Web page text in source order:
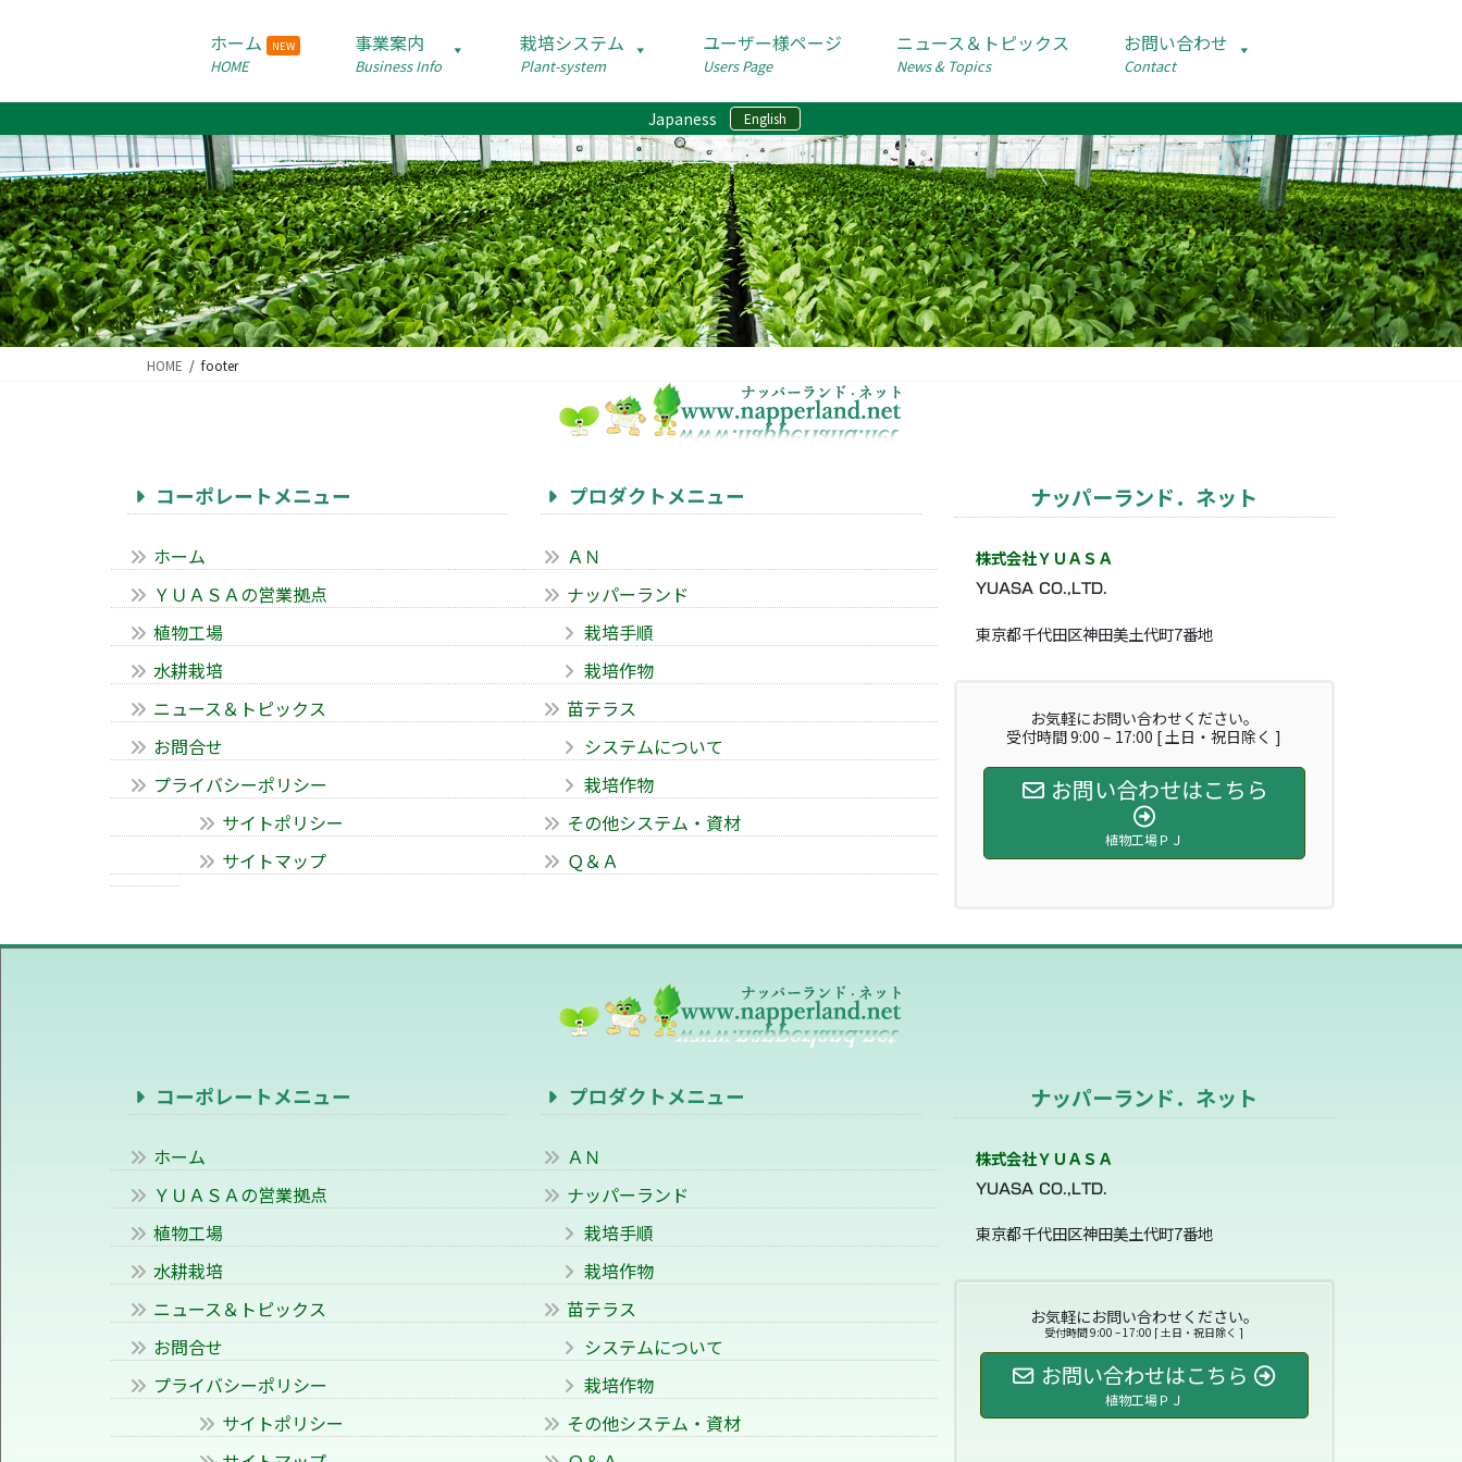
に
移
動
ョ
ン
に
移
動
ホーム NEW
HOME
事業案内
Business Info
栽培システム
Plant-system
ユーザー様ページ
Users Page
ニュース＆トピックス
News & Topics
お問い合わせ
Contact
Japaness English
footer
HOME footer
コーポレートメニュー
ホーム
ＹＵＡＳＡの営業拠点
植物工場
水耕栽培
ニュース＆トピックス
お問合せ
プライバシーポリシー
サイトポリシー
サイトマップ
プロダクトメニュー
ＡＮ
ナッパーランド
栽培手順
栽培作物
苗テラス
システムについて
栽培作物
その他システム・資材
Ｑ＆Ａ
ナッパーランド．ネット
株式会社ＹＵＡＳＡ
YUASA CO.,LTD.
東京都千代田区神田美土代町7番地
お気軽にお問い合わせください。
受付時間 9:00 – 17:00 [ 土日・祝日除く ]
お問い合わせはこちら
植物工場ＰＪ
コーポレートメニュー
ホーム
ＹＵＡＳＡの営業拠点
植物工場
水耕栽培
ニュース＆トピックス
お問合せ
プライバシーポリシー
サイトポリシー
プロダクトメニュー
ＡＮ
ナッパーランド
栽培手順
栽培作物
苗テラス
システムについて
栽培作物
その他システム・資材
ナッパーランド．ネット
株式会社ＹＵＡＳＡ
YUASA CO.,LTD.
東京都千代田区神田美土代町7番地
お気軽にお問い合わせください。
受付時間 9:00 – 17:00 [ 土日・祝日除く ]
お問い合わせはこちら
植物工場ＰＪ